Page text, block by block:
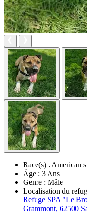
Race(s) : American
Âge : 3 Ans
Genre : Mâle
Localisation du
Refuge SPA "Le
Grammont, 62500